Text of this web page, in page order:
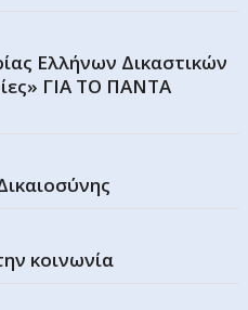
Ελλήνων Δικαστικών
ΓΙΑ ΤΟ ΠΑΝΤΑ
κοινωνία